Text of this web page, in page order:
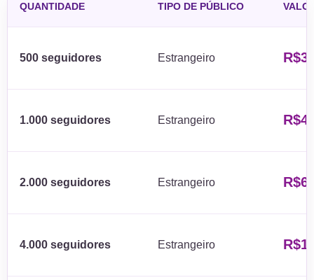
QUANTIDADE TIPO DE PÚBLICO
500 seguidores Estrangeiro
1.000 seguidores Estrangeiro
2.000 seguidores Estrangeiro
4.000 seguidores Estrangeiro